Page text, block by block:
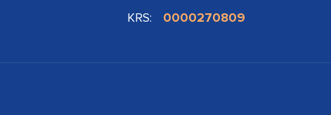
KRS: 0000270809